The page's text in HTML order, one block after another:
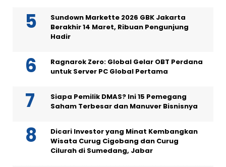
Sundown Markette 2026 GBK Jakarta
Berakhir 14 Maret, Ribuan Pengunjung
Hadir
Ragnarok Zero: Global Gelar OBT Perdana
untuk Server PC Global Pertama
Siapa Pemilik DMAS? Ini 15 Pemegang
Saham Terbesar dan Manuver Bisnisnya
Dicari Investor yang Minat Kembangkan
Wisata Curug Cigobang dan Curug
Cilurah di Sumedang, Jabar